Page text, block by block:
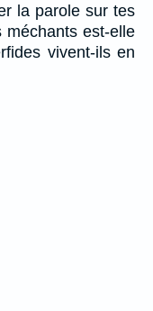
la parole sur tes
méchants est-elle
vivent-ils en